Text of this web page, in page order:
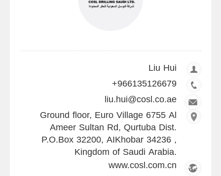
Liu Hui
+966135126679
liu.hui@cosl.co.ae
Ground floor, Euro Village 6755 Al
Ameer Sultan Rd, Qurtuba Dist.
P.O.Box 32200, AIKhobar 34236 ,
Kingdom of Saudi Arabia.
www.cosl.com.cn